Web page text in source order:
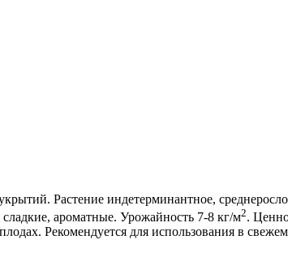
Растение индетерминантное,
ароматные. Урожайность 7-8 кг/м2.
Рекомендуется для использования в